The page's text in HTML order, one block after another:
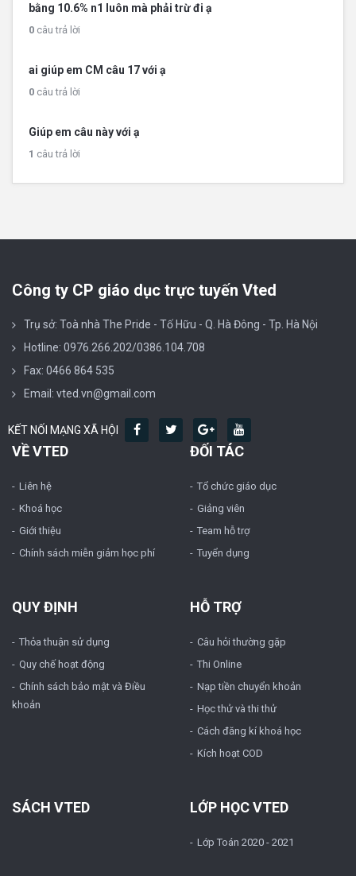
bằng 10.6% n1 luôn mà phải trừ đi ạ
0 câu trả lời
ai giúp em CM câu 17 với ạ
0 câu trả lời
Giúp em câu này với ạ
1 câu trả lời
Công ty CP giáo dục trực tuyến Vted
Trụ sở: Toà nhà The Pride - Tố Hữu - Q. Hà Đông - Tp. Hà Nội
Hotline: 0976.266.202/0386.104.708
Fax: 0466 864 535
Email: vted.vn@gmail.com
KẾT NỐI MẠNG XÃ HỘI
VỀ VTED
Liên hệ
Khoá học
Giới thiệu
Chính sách miễn giảm học phí
ĐỐI TÁC
Tổ chức giáo dục
Giảng viên
Team hỗ trợ
Tuyển dụng
QUY ĐỊNH
Thỏa thuận sử dụng
Quy chế hoạt động
Chính sách bảo mật và Điều
khoản
HỖ TRỢ
Câu hỏi thường gặp
Thi Online
Nạp tiền chuyển khoản
Học thử và thi thử
Cách đăng kí khoá học
Kích hoạt COD
SÁCH VTED LỚP HỌC VTED
Lớp Toán 2020 - 2021